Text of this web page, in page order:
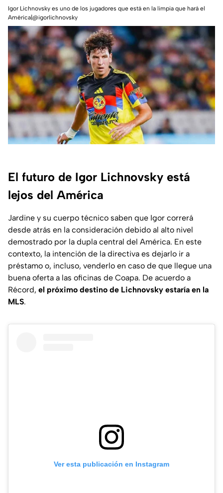
Igor Lichnovsky es uno de los jugadores que está en la limpia que hará el
América|@igorlichnovsky
El futuro de Igor Lichnovsky está
lejos del América
Jardine y su cuerpo técnico saben que Igor correrá
desde atrás en la consideración debido al alto nivel
demostrado por la dupla central del América. En este
contexto, la intención de la directiva es dejarlo ir a
préstamo o, incluso, venderlo en caso de que llegue una
buena oferta a las oficinas de Coapa. De acuerdo a
Récord, el próximo destino de Lichnovsky estaría en la
MLS.
Ver esta publicación en Instagram